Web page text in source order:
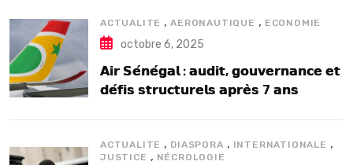
ACTUALITE ,AERONAUTIQUE , ECONOMIE
octobre 6, 2025
𝗔𝗶𝗿 𝗦𝗲́𝗻𝗲́𝗴𝗮𝗹 : 𝗮𝘂𝗱𝗶𝘁, 𝗴𝗼𝘂𝘃𝗲𝗿𝗻𝗮𝗻𝗰𝗲 𝗲𝘁
𝗱𝗲́𝗳𝗶𝘀 𝘀𝘁𝗿𝘂𝗰𝘁𝘂𝗿𝗲𝗹𝘀 𝗮𝗽𝗿𝗲̀𝘀 7 𝗮𝗻𝘀
ACTUALITE , DIASPORA , INTERNATIONALE ,
JUSTICE , NÉCROLOGIE